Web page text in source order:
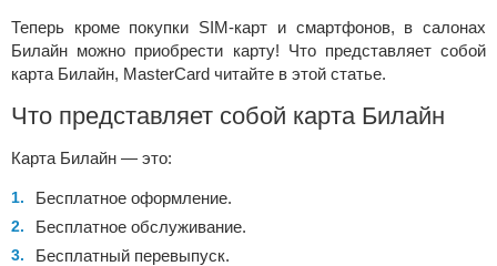
Теперь кроме покупки SIM-карт и смартфонов, в салонах
Билайн можно приобрести карту! Что представляет собой
карта Билайн, MasterCard читайте в этой статье.
Что представляет собой карта Билайн
Карта Билайн — это:
Бесплатное оформление.
Бесплатное обслуживание.
Бесплатный перевыпуск.